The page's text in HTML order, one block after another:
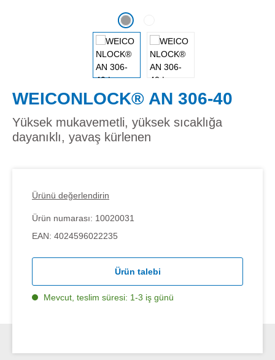
WEICONLOCK® AN 306-40
Yüksek mukavemetli, yüksek sıcaklığa
dayanıklı, yavaş kürlenen
Ürünü değerlendirin
Ürün numarası: 10020031
EAN: 4024596022235
Ürün talebi
Mevcut, teslim süresi: 1-3 iş günü